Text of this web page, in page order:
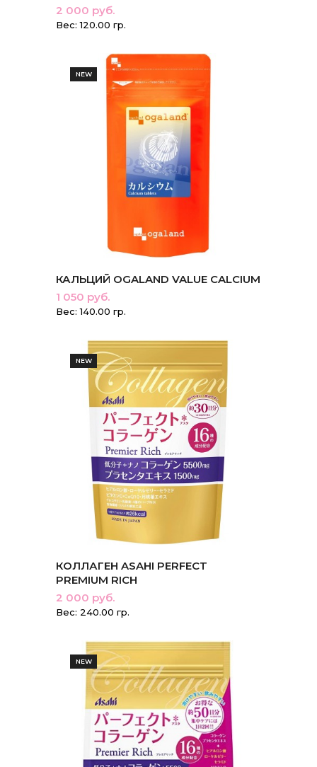
2 000 руб.
Вес: 120.00 гр.
NEW
КАЛЬЦИЙ OGALAND VALUE CALCIUM
1 050 руб.
Вес: 140.00 гр.
NEW
КОЛЛАГЕН ASAHI PERFECT
PREMIUM RICH
2 000 руб.
Вес: 240.00 гр.
NEW